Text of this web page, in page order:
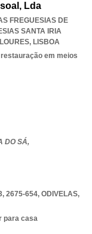
Lda
FREGUESIAS DE
SANTA IRIA
, LISBOA
em meios
DO SÁ,
2675-654, ODIVELAS,
para casa